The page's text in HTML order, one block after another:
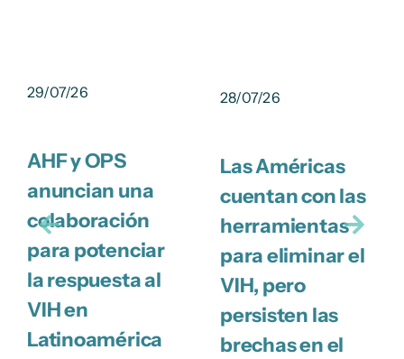
29/07/26
AHF y OPS
anuncian una
colaboración
para potenciar
la respuesta al
VIH en
Latinoamérica
28/07/26
Las Américas
cuentan con las
herramientas
para eliminar el
VIH, pero
persisten las
brechas en el